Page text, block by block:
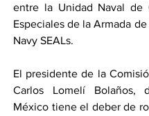
entre la Unidad Naval de
Especiales de la Armada
Navy SEALs.
El presidente de la
Carlos Lomelí Bolaños,
México tiene el deber de